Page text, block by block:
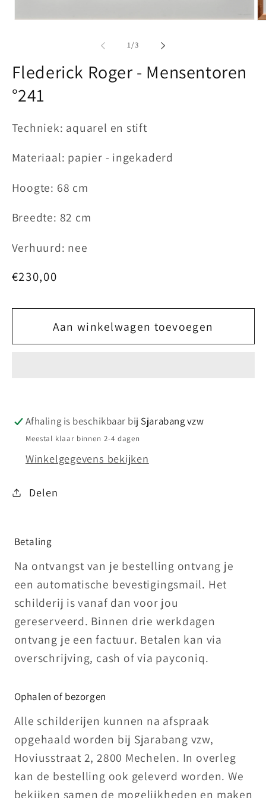
1/van
3
Flederick Roger - Mensentoren
°241
Techniek: aquarel en stift
Materiaal: papier - ingekaderd
Hoogte: 68 cm
Breedte: 82 cm
Verhuurd: nee
Normale
€230,00
Aan winkelwagen toevoegen
Afhaling is beschikbaar bij Sjarabang vzw
Meestal klaar binnen 2-4 dagen
Winkelgegevens bekijken
Delen
Betaling
Na ontvangst van je bestelling ontvang je
een automatische bevestigingsmail. Het
schilderij is vanaf dan voor jou
gereserveerd. Binnen drie werkdagen
ontvang je een factuur. Betalen kan via
overschrijving, cash of via payconiq.
Ophalen of bezorgen
Alle schilderijen kunnen na afspraak
opgehaald worden bij Sjarabang vzw,
Hoviusstraat 2, 2800 Mechelen. In overleg
kan de bestelling ook geleverd worden. We
bekijken samen de mogelijkheden en maken